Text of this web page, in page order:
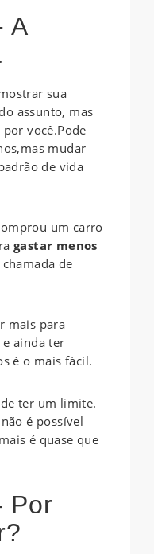
A
sua
assunto, mas
você.Pode
mudar
de vida
um carro
gastar menos
de
mais para
ainda ter
é o mais fácil.
ter um limite.
é possível
é quase que
Por